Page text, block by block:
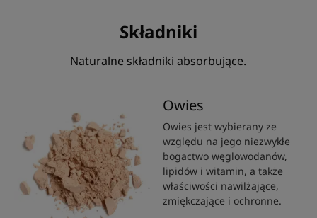
Składniki
Naturalne składniki absorbujące.
Owies
Owies jest wybierany ze
względu na jego niezwykłe
bogactwo węglowodanów,
lipidów i witamin, a także
właściwości nawilżające,
zmiękczające i ochronne.